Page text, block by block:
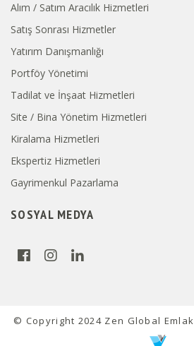
Alım / Satım Aracılık Hizmetleri
Satış Sonrası Hizmetler
Yatırım Danışmanlığı
Portföy Yönetimi
Tadilat ve İnşaat Hizmetleri
Site / Bina Yönetim Hizmetleri
Kiralama Hizmetleri
Ekspertiz Hizmetleri
Gayrimenkul Pazarlama
SOSYAL MEDYA
© Copyright 2024 Zen Global